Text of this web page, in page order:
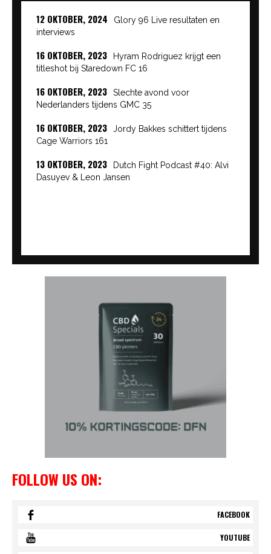
12 OKTOBER, 2024
Glory 96 Live resultaten en
interviews
16 OKTOBER, 2023
Hyram Rodriguez krijgt een
titleshot bij Staredown FC 16
16 OKTOBER, 2023
Slechte avond voor
Nederlanders tijdens GMC 35
16 OKTOBER, 2023
Jordy Bakkes schittert tijdens
Cage Warriors 161
13 OKTOBER, 2023
Dutch Fight Podcast #40: Alvi
Dasuyev & Leon Jansen
FOLLOW US ON:
FACEBOOK
YOUTUBE